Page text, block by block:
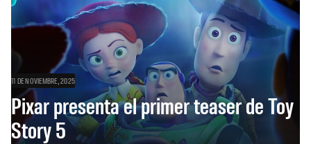
11 DE NOVIEMBRE, 2025
Pixar presenta el primer teaser de Toy
Story 5